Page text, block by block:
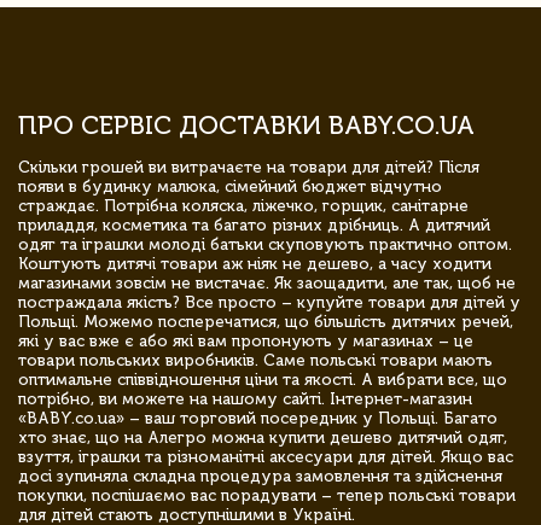
ПРО СЕРВІС ДОСТАВКИ BABY.CO.UA
Скільки грошей ви витрачаєте на товари для дітей? Після
появи в будинку малюка, сімейний бюджет відчутно
страждає. Потрібна коляска, ліжечко, горщик, санітарне
приладдя, косметика та багато різних дрібниць. А дитячий
одяг та іграшки молоді батьки скуповують практично оптом.
Коштують дитячі товари аж ніяк не дешево, а часу ходити
магазинами зовсім не вистачає. Як заощадити, але так, щоб не
постраждала якість? Все просто – купуйте товари для дітей у
Польщі. Можемо посперечатися, що більшість дитячих речей,
які у вас вже є або які вам пропонують у магазинах – це
товари польських виробників. Саме польські товари мають
оптимальне співвідношення ціни та якості. А вибрати все, що
потрібно, ви можете на нашому сайті. Інтернет-магазин
«BABY.co.ua» – ваш торговий посередник у Польщі. Багато
хто знає, що на Алегро можна купити дешево дитячий одяг,
взуття, іграшки та різноманітні аксесуари для дітей. Якщо вас
досі зупиняла складна процедура замовлення та здійснення
покупки, поспішаємо вас порадувати – тепер польські товари
для дітей стають доступнішими в Україні.